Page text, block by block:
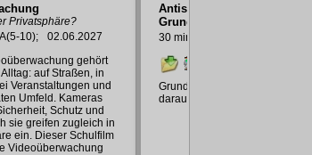
in der
T;
02.06.2027
zeigt, wie sich
bereits in der
und wie man
kann.
Sofort kaufen, später
17 min f
gegliedert und behandelt den
Konsum von Jugendlichen. Dabei
wird aufgezeigt, wofür